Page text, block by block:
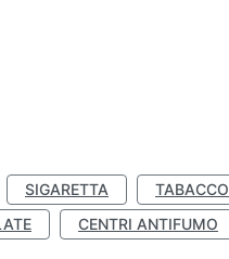
SIGARETTA
TABACCO
CENTRI ANTIFUMO